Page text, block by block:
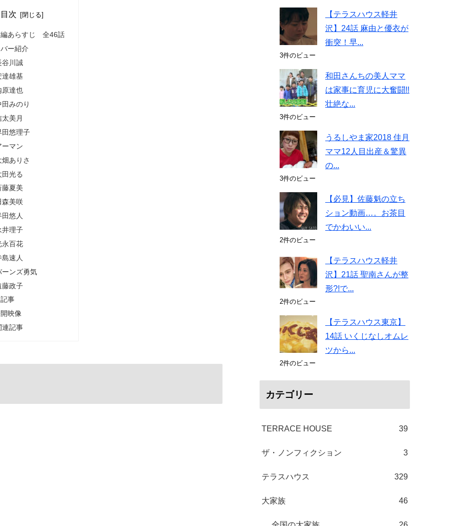
目次
あらすじ 全46話
ー紹介
谷川誠
達雄基
原達也
田みのり
太美月
田悠理子
ーマン
畑ありさ
田光る
藤夏美
森美咲
田悠人
井理子
永百花
島速人
ーンズ勇気
藤政子
事
映像
連記事
【テラスハウス軽井
沢】24話 麻由と優衣が
衝突！早...
3件のビュー
和田さんちの美人ママ
は家事に育児に大奮闘!!
壮絶な...
3件のビュー
うるしやま家2018 佳月
ママ12人目出産＆驚異
の...
3件のビュー
【必見】佐藤魁の立ち
ション動画…。お茶目
でかわいい...
2件のビュー
【テラスハウス軽井
沢】21話 聖南さんが整
形?!で...
2件のビュー
【テラスハウス東京】
14話 いくじなしオムレ
ツから...
2件のビュー
カテゴリー
TERRACE HOUSE 39
ザ・ノンフィクション 3
テラスハウス 329
大家族 46